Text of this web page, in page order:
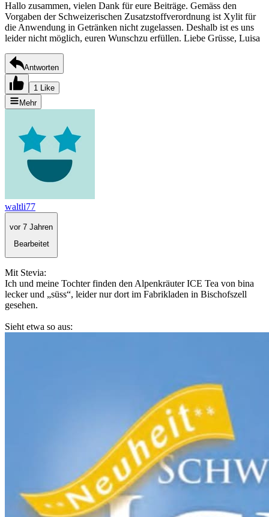
Hallo zusammen, vielen Dank für eure Beiträge. Gemäss den
Vorgaben der Schweizerischen Zusatzstoffverordnung ist Xylit für
die Anwendung in Getränken nicht zugelassen. Deshalb ist es uns
leider nicht möglich, euren Wunschzu erfüllen. Liebe Grüsse, Luisa
Antworten
1 Like
Mehr
waltli77
vor 7 Jahren
Bearbeitet
Mit Stevia:
Ich und meine Tochter finden den Alpenkräuter ICE Tea von bina
lecker und „süss“, leider nur dort im Fabrikladen in Bischofszell
gesehen.
Sieht etwa so aus: